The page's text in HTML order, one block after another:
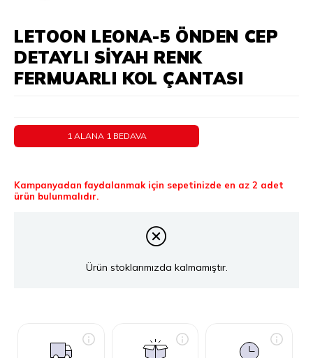
LETOON LEONA-5 ÖNDEN CEP
DETAYLI SIYAH RENK
FERMUARLI KOL ÇANTASI
1 ALANA 1 BEDAVA
Kampanyadan faydalanmak için sepetinizde en az 2 adet
ürün bulunmalıdır.
Ürün stoklarımızda kalmamıştır.